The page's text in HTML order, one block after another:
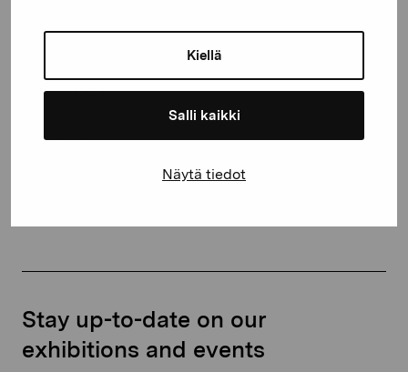
Kiellä
Salli kaikki
Näytä tiedot
+358 (0)50 371 6339
Stay up-to-date on our
exhibitions and events